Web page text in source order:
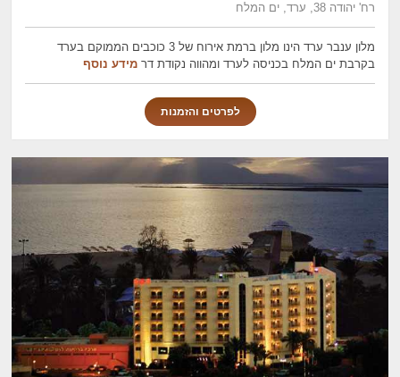
רח' יהודה 38, ערד, ים המלח
מלון ענבר ערד הינו מלון ברמת אירוח של 3 כוכבים הממוקם בערד
בקרבת ים המלח בכניסה לערד ומהווה נקודת דרמידע נוסף
לפרטים והזמנות